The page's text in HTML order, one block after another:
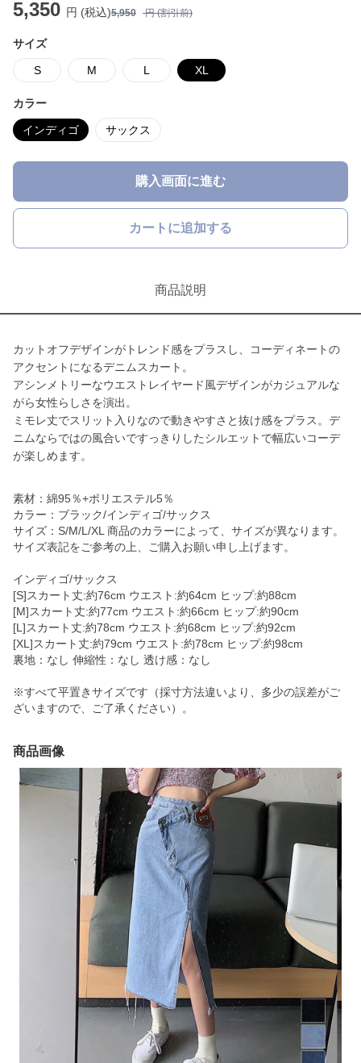
5,350 円 (税込)5,950 円 (割引前)
サイズ
S M L XL
カラー
インディゴ サックス
購入画面に進む
カートに追加する
商品説明
カットオフデザインがトレンド感をプラスし、コーディネートの
アクセントになるデニムスカート。
アシンメトリーなウエストレイヤード風デザインがカジュアルな
がら女性らしさを演出。
ミモレ丈でスリット入りなので動きやすさと抜け感をプラス。デ
ニムならではの風合いですっきりしたシルエットで幅広いコーデ
が楽しめます。
素材：綿95％+ポリエステル5％
カラー：ブラック/インディゴ/サックス
サイズ：S/M/L/XL 商品のカラーによって、サイズが異なります。
サイズ表記をご参考の上、ご購入お願い申し上げます。
インディゴ/サックス
[S]スカート丈:約76cm ウエスト:約64cm ヒップ:約88cm
[M]スカート丈:約77cm ウエスト:約66cm ヒップ:約90cm
[L]スカート丈:約78cm ウエスト:約68cm ヒップ:約92cm
[XL]スカート丈:約79cm ウエスト:約78cm ヒップ:約98cm
裏地：なし 伸縮性：なし 透け感：なし
※すべて平置きサイズです（採寸方法違いより、多少の誤差がご
ざいますので、ご了承ください）。
商品画像